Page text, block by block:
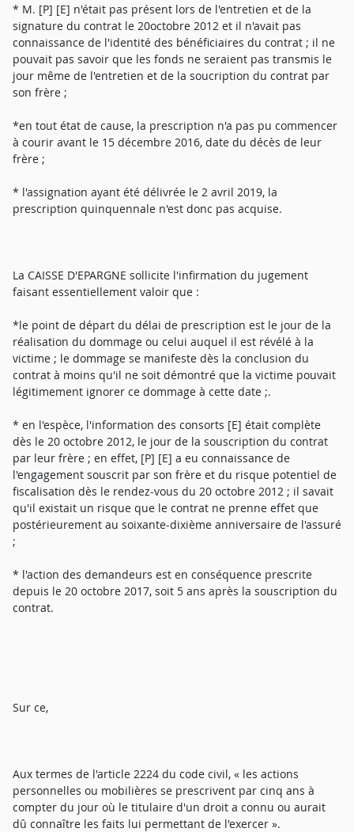
* M. [P] [E] n'était pas présent lors de l'entretien et de la
signature du contrat le 20octobre 2012 et il n'avait pas
connaissance de l'identité des bénéficiaires du contrat ; il ne
pouvait pas savoir que les fonds ne seraient pas transmis le
jour même de l'entretien et de la soucription du contrat par
son frère ;
*en tout état de cause, la prescription n'a pas pu commencer
à courir avant le 15 décembre 2016, date du décès de leur
frère ;
* l'assignation ayant été délivrée le 2 avril 2019, la
prescription quinquennale n'est donc pas acquise.
La CAISSE D'EPARGNE sollicite l'infirmation du jugement
faisant essentiellement valoir que :
*le point de départ du délai de prescription est le jour de la
réalisation du dommage ou celui auquel il est révélé à la
victime ; le dommage se manifeste dès la conclusion du
contrat à moins qu'il ne soit démontré que la victime pouvait
légitimement ignorer ce dommage à cette date ;.
* en l'espèce, l'information des consorts [E] était complète
dès le 20 octobre 2012, le jour de la souscription du contrat
par leur frère ; en effet, [P] [E] a eu connaissance de
l'engagement souscrit par son frère et du risque potentiel de
fiscalisation dès le rendez-vous du 20 octobre 2012 ; il savait
qu'il existait un risque que le contrat ne prenne effet que
postérieurement au soixante-dixième anniversaire de l'assuré
;
* l'action des demandeurs est en conséquence prescrite
depuis le 20 octobre 2017, soit 5 ans après la souscription du
contrat.
Sur ce,
Aux termes de l'article 2224 du code civil, « les actions
personnelles ou mobilières se prescrivent par cinq ans à
compter du jour où le titulaire d'un droit a connu ou aurait
dû connaître les faits lui permettant de l'exercer ».